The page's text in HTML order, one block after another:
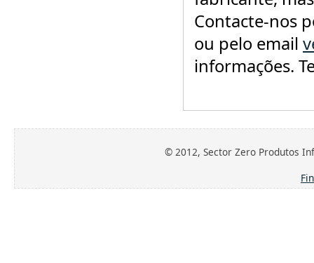
Contacte-nos
ou pelo email
informações.
© 2012, Sector Zero Produtos